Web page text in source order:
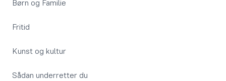
Børn og Familie
Fritid
Kunst og kultur
Sådan underretter du